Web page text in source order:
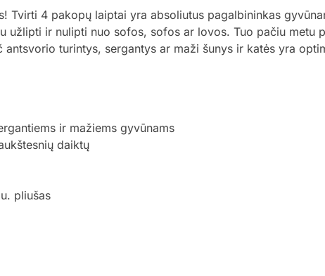
Tvirti 4 pakopų laiptai yra absoliutus pagalbininkas
užlipti ir nulipti nuo sofos, sofos ar lovos. Tuo pačiu metu
antsvorio turintys, sergantys ar maži šunys ir katės yra
ir mažiems gyvūnams
daiktų
pliušas